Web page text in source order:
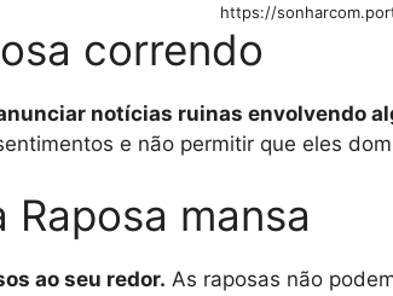
https://
correndo
notícias ruinas envolvendo
e não permitir que eles
mansa
ao seu redor. As raposas não